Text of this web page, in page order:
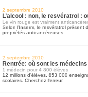
2 septembre 2010
L’alcool : non, le resvératrol :
Le vin rouge est vraiment
Selon l’Inserm, le resvératrol présent
propriétés anticancéreuses.
2 septembre 2010
Rentrée: où sont les
1 médecin pour 4 800 élèves
12 millions d'élèves, 853 000
scolaires. Cherchez l'erreur.